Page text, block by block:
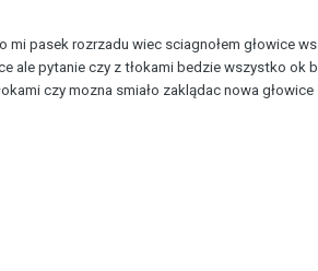
mi pasek rozrzadu wiec sciagnołem głowice
ale pytanie czy z tłokami bedzie wszystko
czy mozna smiało zaklądac nowa głowice